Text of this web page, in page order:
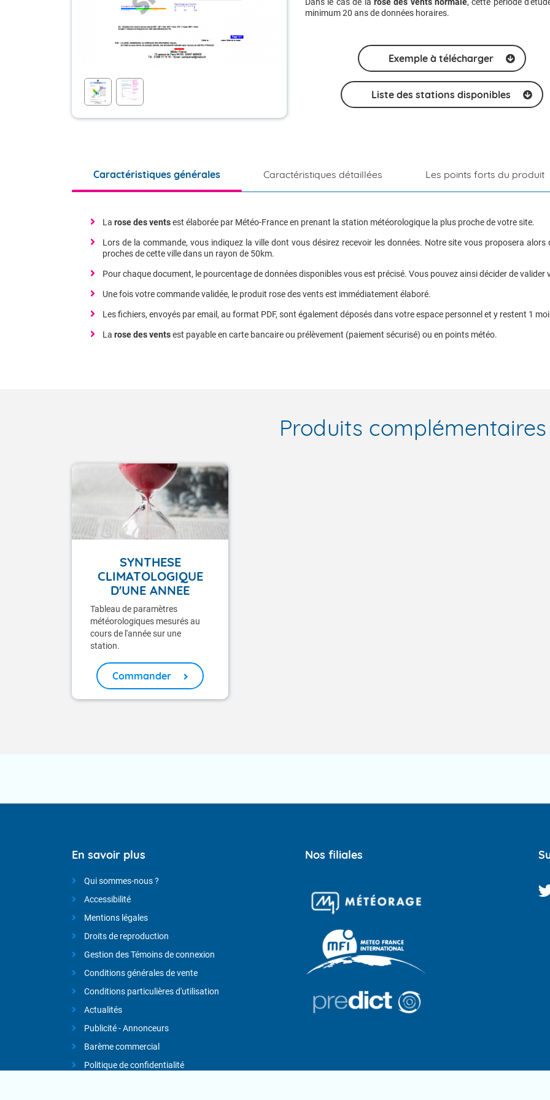
PROSNOW : Prévision des conditions neigeuses
MétéoSurveillance BULLETIN
CARTOGRAPHIE DU POTENTIEL EOLIEN
ETUDE STATISTIQUE DU RISQUE DE FOUDRE
TIPSNOW : hauteur de neige sur pistes
Formation Météo Marine - NAVISTAGE
Éolien en mer
Sports et Evènementiel
Montagne
minimum 20 ans de données horaires.
Exemple à télécharger
Liste des stations disponibles
Caractéristiques générales Caractéristiques détaillées Les points forts du produit
La rose des ventsest élaborée par Météo-France en prenant la station météorologique la plus proche de votre site.
Lors de la commande, vous indiquez la ville dont vous désirez recevoir les données. Notre site vous proposera
proches de cette ville dans un rayon de 50km.
Pour chaque document, le pourcentage de données disponibles vous est précisé. Vous pouvez ainsi décider de
Une fois votre commande validée, le produit rose des vents est immédiatement élaboré.
Les fichiers, envoyés par email, au format PDF, sont également déposés dans votre espace personnel et y restent 1
La rose des ventsest payable en carte bancaire ou prélèvement (paiement sécurisé) ou en points météo.
Produits complémentaires
SYNTHESE
CLIMATOLOGIQUE
D'UNE ANNEE
Tableau de paramètres
météorologiques mesurés au
cours de l'année sur une
station.
Commander
En savoir plus
Qui sommes-nous ?
Accessibilité
Mentions légales
Droits de reproduction
Gestion des Témoins de connexion
Conditions générales de vente
Conditions particulières d'utilisation
Actualités
Publicité - Annonceurs
Barème commercial
Politique de confidentialité
Nos filiales